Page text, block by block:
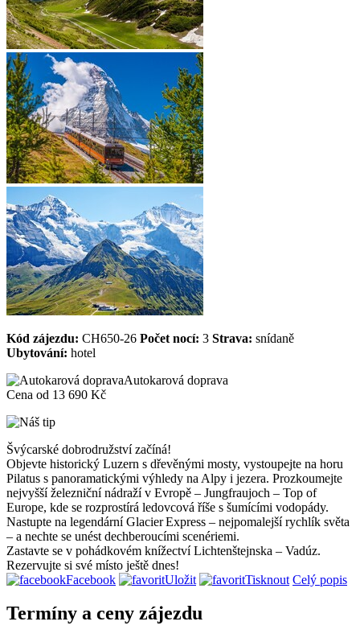
Kód zájezdu: CH650-26 Počet nocí: 3 Strava: snídaně
Ubytování: hotel
Autokarová doprava
Cena od 13 690 Kč
Švýcarské dobrodružství začíná!
Objevte historický Luzern s dřevěnými mosty, vystoupejte na horu
Pilatus s panoramatickými výhledy na Alpy i jezera. Prozkoumejte
nejvyšší železniční nádraží v Evropě – Jungfraujoch – Top of
Europe, kde se rozprostírá ledovcová říše s šumícími vodopády.
Nastupte na legendární Glacier Express – nejpomalejší rychlík světa
– a nechte se unést dechberoucími scenériemi.
Zastavte se v pohádkovém knížectví Lichtenštejnska – Vadúz.
Rezervujte si své místo ještě dnes!
Facebook
Uložit Tisknout Celý popis
Termíny a ceny zájezdu